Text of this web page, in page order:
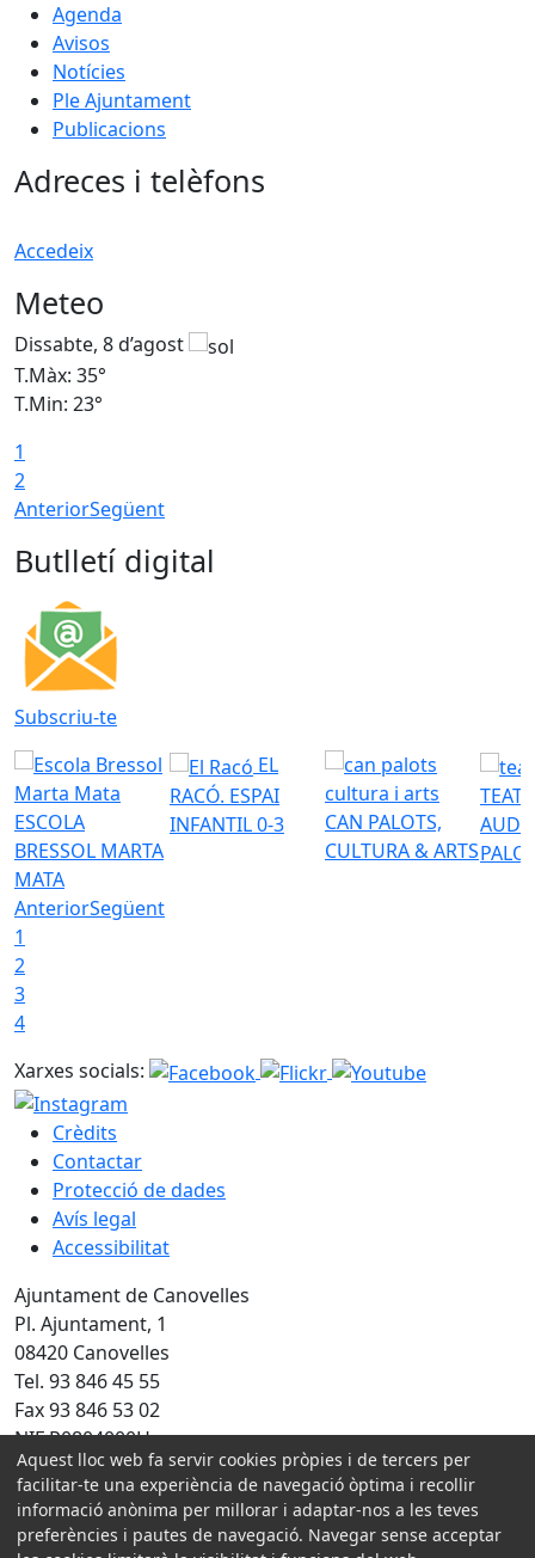
Agenda
Avisos
Notícies
Ple Ajuntament
Publicacions
Adreces i telèfons
Accedeix
Meteo
Dissabte, 8 d’agost
T.Màx: 35°
T.Min: 23°
1
2
AnteriorSegüent
Butlletí digital
Subscriu-te
ESCOLA
BRESSOL MARTA
MATA
EL
RACÓ. ESPAI
INFANTIL 0-3
CAN PALOTS,
CULTURA & ARTS
AnteriorSegüent
1
2
3
4
Xarxes socials:
Crèdits
Contactar
Protecció de dades
Avís legal
Accessibilitat
Ajuntament de Canovelles
Pl. Ajuntament, 1
08420 Canovelles
Tel. 93 846 45 55
Fax 93 846 53 02
NIF P0804000H
Amb la col·laboració de:
Aquest lloc web fa servir cookies pròpies i de tercers per
facilitar-te una experiència de navegació òptima i recollir
informació anònima per millorar i adaptar-nos a les teves
preferències i pautes de navegació. Navegar sense acceptar